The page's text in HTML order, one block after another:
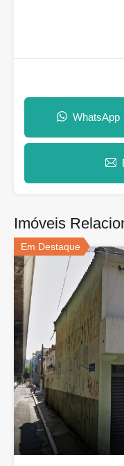
WhatsApp
Imóveis
Em Destaque